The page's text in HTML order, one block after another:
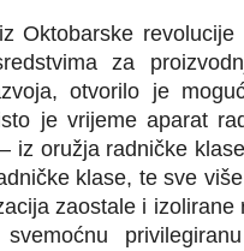
Oktobarske
za
otvorilo je
je vrijeme aparat
iz oružja radničke
klase, te sve
zaostale i izolirane